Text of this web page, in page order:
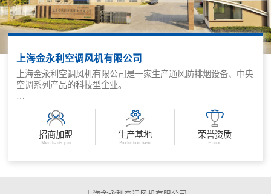
上海金永利空调风机有限公司
上海金永利空调风机有限公司是一家生产通风防排烟设备、中央
空调系列产品的科技型企业。
阀、系列低噪声离心式风机箱、混流(斜流)风机、屋顶风机等、
YG系列组合式空调器、柜式空调器、FP系列风机盘管、各类消
声器、静压箱、初、高效过滤器、铝箔软管等、各种型号风口、
招商加盟
Merchants join
生产基地
Production base
荣誉资质
Honor